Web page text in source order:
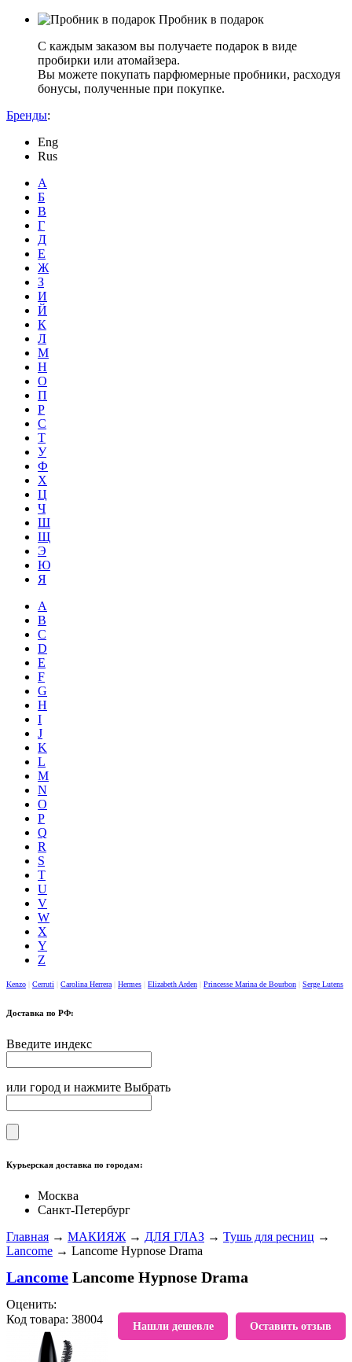
Пробник в подарок
С каждым заказом вы получаете подарок в виде
пробирки или атомайзера.
Вы можете покупать парфюмерные пробники, расходуя
бонусы, полученные при покупке.
Бренды:
Eng
Rus
А
Б
В
Г
Д
Е
Ж
З
И
Й
К
Л
М
Н
О
П
Р
С
Т
У
Ф
Х
Ц
Ч
Ш
Щ
Э
Ю
Я
A
B
C
D
E
F
G
H
I
J
K
L
M
N
O
P
Q
R
S
T
U
V
W
X
Y
Z
Kenzo Cerruti Carolina Herrera Hermes Elizabeth Arden Princesse Marina de Bourbon Serge Lutens
Доставка по РФ:
Введите индекс
или город и нажмите Выбрать
Курьерская доставка по городам:
Москва
Санкт-Петербург
Главная → МАКИЯЖ → ДЛЯ ГЛАЗ → Тушь для ресниц →
Lancome → Lancome Hypnose Drama
Lancome Lancome Hypnose Drama
Оставить отзыв
Нашли дешевле
Оценить:
Код товара: 38004
В избранное